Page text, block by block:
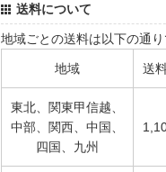
送料について
地域ごとの送料は以下の通り
地域 送
東北、関東甲信越、
中部、関西、中国、
四国、九州